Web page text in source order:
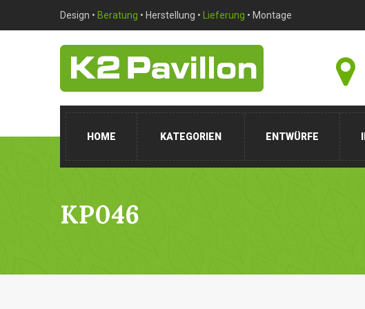
Design • Beratung • Herstellung • Lieferung • Montage
HOME KATEGORIEN ENTWÜRFE
KP046